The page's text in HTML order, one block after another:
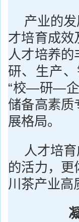
产业的
才培育成效
人才培养
研、生产
“校—研—企
储备高素质
展格局。
人才培
的活力，
川茶产业高